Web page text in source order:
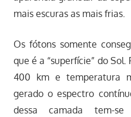
mais escuras as mais frias.
Os fótons somente
que é a “superfície” do
400 km e temperatura
gerado o espectro
dessa camada tem-